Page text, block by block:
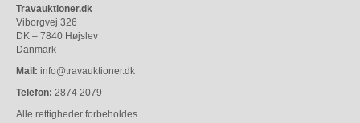
Travauktioner.dk
Viborgvej 326
DK – 7840 Højslev
Danmark
Mail: info@travauktioner.dk
Telefon: 2874 2079
Alle rettigheder forbeholdes